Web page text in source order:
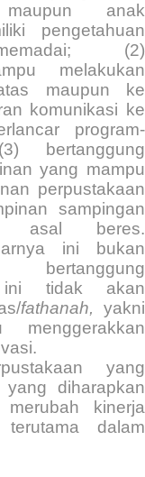
anak
pengetahuan
(2)
melakukan
maupun ke
komunikasi ke
program-
(3) bertanggung
yang mampu
perpustakaan
sampingan
asal beres.
ini bukan
ini tidak akan
fathanah,yakni
menggerakkan
yang
diharapkan
kinerja
dalam